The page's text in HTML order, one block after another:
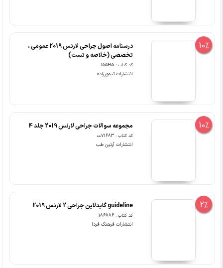
10%
درسنامه اصول جراحی لارنس 2019 عمومی ،
تخصصی (خلاصه و تست)
کد کتاب : 155415
انتشارات تیمورزاده
10% مجموعه سوالات جراحی لارنس 2019 جلد 4
کد کتاب : 0071683
انتشارات آرتین طب
2% guideline گایدلاین جراحی 2 لارنس 2019
کد کتاب : 186886
انتشارات فرهنگ فردا